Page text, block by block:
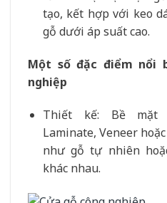
tạo, kết hợp với keo
gỗ dưới áp suất cao.
Một số đặc điểm nổi
nghiệp
Thiết kế: Bề mặt
Laminate, Veneer
như gỗ tự nhiên
khác nhau.